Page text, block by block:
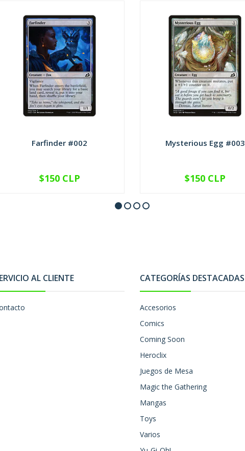
Farfinder #002
VER OPCIONES
$150 CLP
Mysterious Egg #003
VER OPCIONES
$150 CLP
AL CLIENTE CATEGORÍAS DESTACADAS
Accesorios
Comics
Coming Soon
Heroclix
Juegos de Mesa
Magic the Gathering
Mangas
Toys
Varios